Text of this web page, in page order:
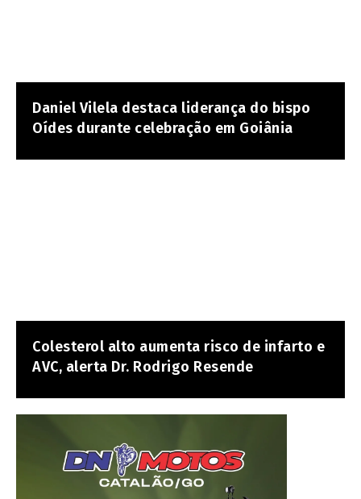
Daniel Vilela destaca liderança do bispo
Oídes durante celebração em Goiânia
Colesterol alto aumenta risco de infarto e
AVC, alerta Dr. Rodrigo Resende